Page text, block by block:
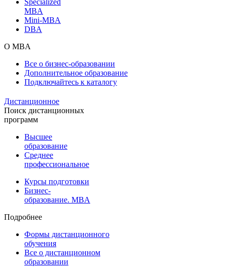
MBA
Mini-MBA
DBA
О MBA
Все о бизнес-образовании
Дополнительное образование
Подключайтесь к каталогу
Дистанционное
Поиск дистанционных
программ
Высшее
образование
Среднее
профессиональное
Курсы подготовки
Бизнес-
образование. MBA
Подробнее
Формы дистанционного
обучения
Все о дистанционном
образовании